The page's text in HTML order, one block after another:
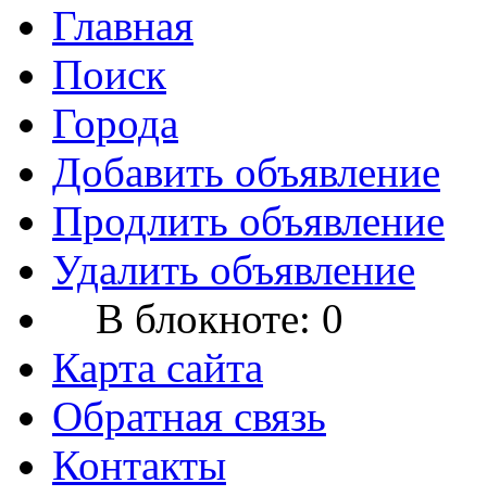
Главная
Поиск
Города
Добавить объявление
Продлить объявление
Удалить объявление
В блокноте: 0
Карта сайта
Обратная связь
Контакты